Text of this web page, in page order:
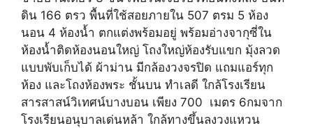
ดิน 166 ตรว พื้นที่ใช้สอยภายใน 507 ตรม 5 ห้อง
นอน 4 ห้องน้ำ ตกแต่งพร้อมอยู่ พร้อมอ่างจากุซี่ใน
ห้องน้ำติดห้องนอนใหญ่ โถงใหญ่ห้องรับแขก มุ้งลวด
แบบพับเก็บได้ ผ้าม่าน มีกล้องวงจรปิด แถมแอร์ทุก
ห้อง และโถงห้องพระ ชั้นบน ทำเลดี ใกล้โรงเรียน
สารสาสน์วิเทศน์บางบอน เพียง 700 เมตร 6กมจาก
โรงเรียนอนุบาลเด่นหล้า ใกล้ทางขึ้นลงวงแหวน